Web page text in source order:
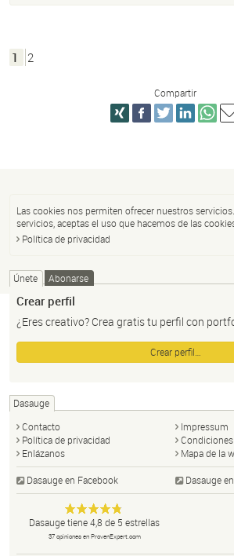
1 2
Compartir
Las cookies nos permiten ofrecer nuestros
servicios, aceptas el uso que hacemos de las
Política de privacidad
Únete Abonarse
Crear perfil
¿Eres creativo? Crea gratis tu perfil con
Crear perfil…
Dasauge
Contacto
Impressum
Política de privacidad
Enlázanos
Mapa de la
Dasauge en Facebook Dasauge
Dasauge
Portal de
diseño:
Anonym
Dasaugetiene4,8 de 5 estrellas
37opiniones en ProvenExpert.com